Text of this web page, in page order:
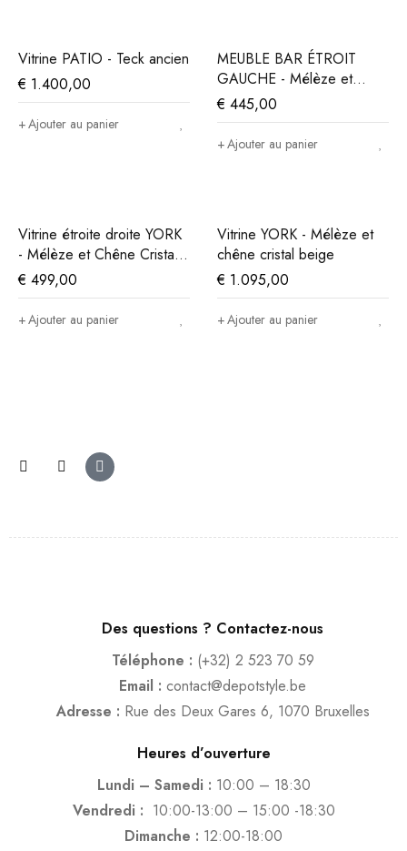
Vitrine PATIO - Teck ancien
€ 1.400,00
Ajouter au panier
MEUBLE BAR ÉTROIT
GAUCHE - Mélèze et
Chêne Cristal Beige
€ 445,00
Ajouter au panier
Vitrine étroite droite YORK
- Mélèze et Chêne Cristal
Beige
€ 499,00
Ajouter au panier
Vitrine YORK - Mélèze et
chêne cristal beige
€ 1.095,00
Ajouter au panier
Des questions ? Contactez-nous
Téléphone : (+32) 2 523 70 59
Email : contact@depotstyle.be
Adresse : Rue des Deux Gares 6, 1070 Bruxelles
Heures d’ouverture
Lundi – Samedi : 10:00 – 18:30
Vendredi : 10:00-13:00 – 15:00 -18:30
Dimanche : 12:00-18:00